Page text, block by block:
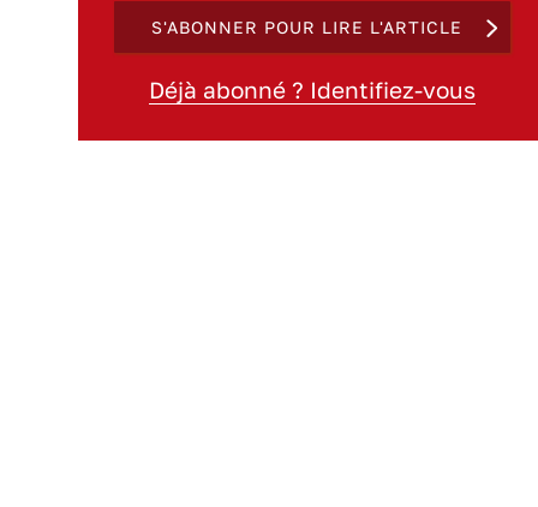
S'ABONNER POUR LIRE L'ARTICLE
Déjà abonné ? Identifiez-vous